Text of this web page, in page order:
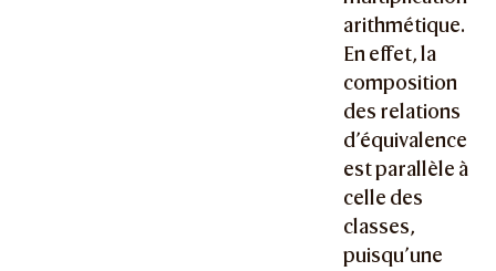
arithmétique.
En effet, la
composition
des relations
d’équivalence
est parallèle à
celle des
classes,
puisqu’une